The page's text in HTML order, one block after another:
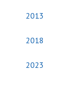
2013
2018
2023